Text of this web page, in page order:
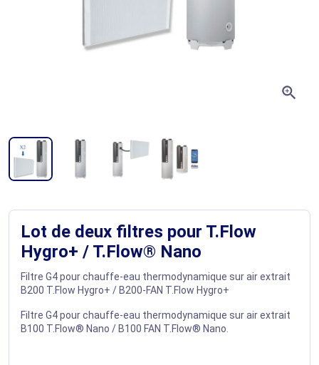
zoom_in
Lot de deux filtres pour T.Flow
Hygro+ / T.Flow® Nano
Filtre G4 pour chauffe-eau thermodynamique sur air extrait
B200 T.Flow Hygro+ / B200-FAN T.Flow Hygro+
Filtre G4 pour chauffe-eau thermodynamique sur air extrait
B100 T.Flow® Nano / B100 FAN T.Flow® Nano.